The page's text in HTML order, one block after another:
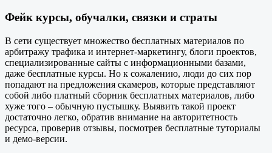
Фейк курсы, обучалки, связки и страты
В сети существует множество бесплатных материалов по
арбитражу трафика и интернет-маркетингу, блоги проектов,
специализированные сайты с информационными базами,
даже бесплатные курсы. Но к сожалению, люди до сих пор
попадают на предложения скамеров, которые представляют
собой либо платный сборник бесплатных материалов, либо
хуже того – обычную пустышку. Выявить такой проект
достаточно легко, обратив внимание на авторитетность
ресурса, проверив отзывы, посмотрев бесплатные туториалы
и демо-версии.